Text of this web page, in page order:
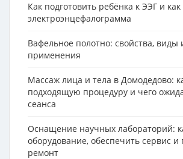
Как подготовить ребёнка к ЭЭГ и
электроэнцефалограмма
Вафельное полотно: свойства, виды
применения
Массаж лица и тела в Домодедово:
подходящую процедуру и чего
сеанса
Оснащение научных лабораторий:
оборудование, обеспечить сервис
ремонт